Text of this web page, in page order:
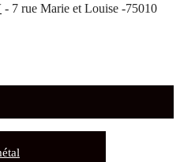
- 7 rue Marie et Louise -75010